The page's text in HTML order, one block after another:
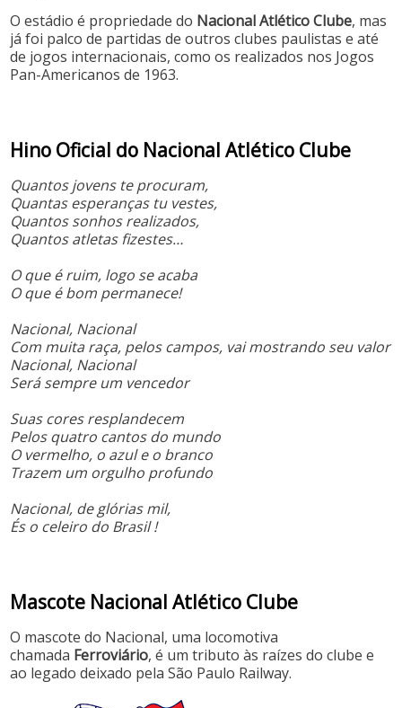
O estádio é propriedade do Nacional Atlético Clube, mas
já foi palco de partidas de outros clubes paulistas e até
de jogos internacionais, como os realizados nos Jogos
Pan-Americanos de 1963.
Hino Oficial do Nacional Atlético Clube
Quantos jovens te procuram,
Quantas esperanças tu vestes,
Quantos sonhos realizados,
Quantos atletas fizestes…
O que é ruim, logo se acaba
O que é bom permanece!
Nacional, Nacional
Com muita raça, pelos campos, vai mostrando seu valor
Nacional, Nacional
Será sempre um vencedor
Suas cores resplandecem
Pelos quatro cantos do mundo
O vermelho, o azul e o branco
Trazem um orgulho profundo
Nacional, de glórias mil,
És o celeiro do Brasil !
Mascote Nacional Atlético Clube
O mascote do Nacional, uma locomotiva
chamada Ferroviário, é um tributo às raízes do clube e
ao legado deixado pela São Paulo Railway.